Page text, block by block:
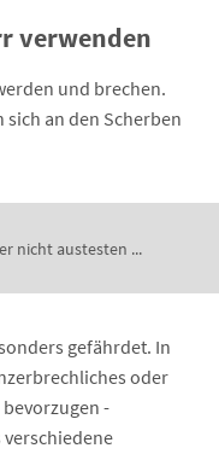
verwenden
und brechen.
an den Scherben
nicht austesten ...
gefährdet. In
oder
-